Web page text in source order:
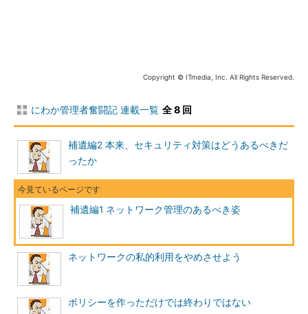
く、口頭での申し合わせの
△ インシデント発生時の対応
同等に対応内容を把握してい
る。
ドキュメントがあり、担当者
が複数人いる。
度に関して正式に経営層から
Copyright © ITmedia, Inc. All Rights Reserved.
にわか管理者奮闘記 連載一覧 全 8 回
補遺編2 本来、セキュリティ対策はどうあるべきだ
ったか
補遺編1 ネットワーク管理のあるべき姿
ネットワークの私的利用をやめさせよう
ポリシーを作っただけでは終わりではない